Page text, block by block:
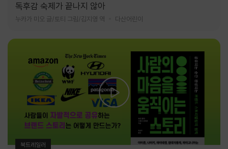
독후감 숙제가 끝나지 않아
누카가 미오 글/토티 그림/김지영 역 다산어린이
북트레일러